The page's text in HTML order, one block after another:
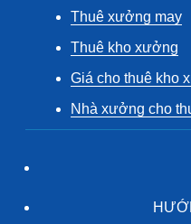
Thuê xưởng may
Thuê kho xưởng
Giá cho thuê kho
Nhà xưởng cho